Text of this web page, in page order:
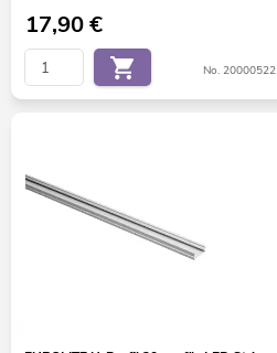
17,90€
No. 20000522